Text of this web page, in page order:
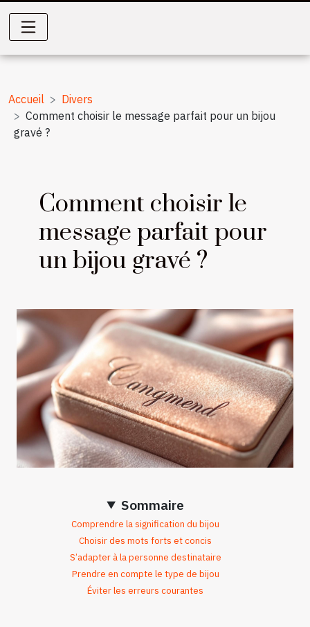
Accueil
Divers
Comment choisir le message parfait pour un bijou
gravé ?
Comment choisir le
message parfait pour
un bijou gravé ?
Sommaire
Comprendre la signification du bijou
Choisir des mots forts et concis
S’adapter à la personne destinataire
Prendre en compte le type de bijou
Éviter les erreurs courantes